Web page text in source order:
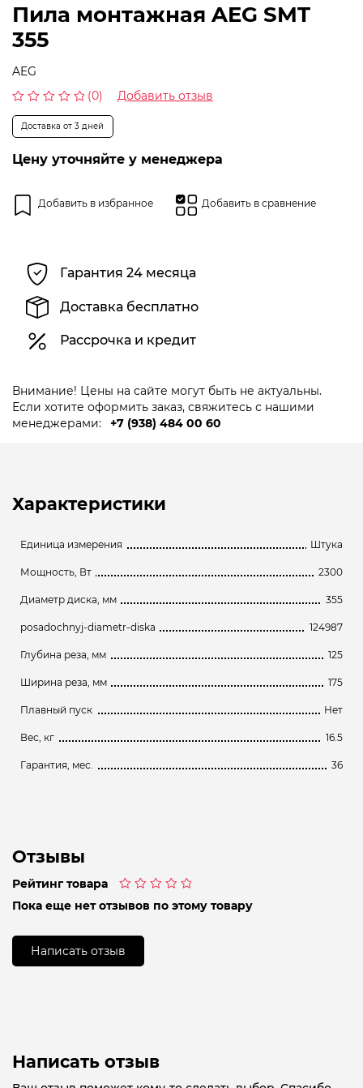
Пила монтажная AEG SMT
355
AEG
из
(0) Добавить отзыв
Доставка от 3 дней
Цену уточняйте у менеджера
Добавить в избранное Добавить в сравнение
Гарантия 24 месяца
Доставка бесплатно
Рассрочка и кредит
Внимание! Цены на сайте могут быть не актуальны.
Если хотите оформить заказ, свяжитесь с нашими
менеджерами:
+7 (938) 484 00 60
Характеристики
Единица измерения Штука
Мощность, Вт 2300
Диаметр диска, мм 355
posadochnyj-diametr-diska 124987
Глубина реза, мм 125
Ширина реза, мм 175
Плавный пуск Нет
Вес, кг 16.5
Гарантия, мес. 36
Отзывы
Рейтинг товара
0
Пока еще нет отзывов по этому товару
Написать отзыв
Написать отзыв